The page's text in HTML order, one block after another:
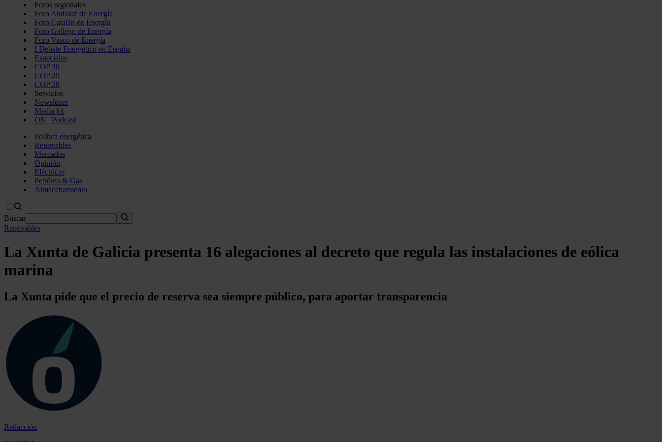
Foros regionales
Foro Andaluz de Energía
Foro Catalán de Energía
Foro Gallego de Energía
Foro Vasco de Energía
I Debate Energético en España
Especiales
COP 30
COP 29
COP 28
Servicios
Newsletter
Media kit
ON | Podcast
Política energética
Renovables
Mercados
Opinión
Eléctricas
Petróleo & Gas
Almacenamiento
Buscar
Renovables
La Xunta de Galicia presenta 16 alegaciones al decreto que regula las instalaciones de eólica
marina
La Xunta pide que el precio de reserva sea siempre público, para aportar transparencia
Redacción